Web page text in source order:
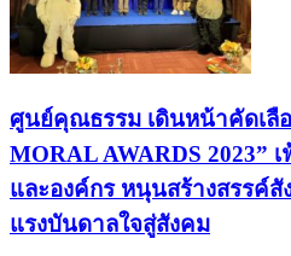
ศูนย์คุณธรรม เดินหน้าคัดเลื
MORAL AWARDS 2023”
และองค์กร หนุนสร้างสรรค์
แรงบันดาลใจสู่สังคม